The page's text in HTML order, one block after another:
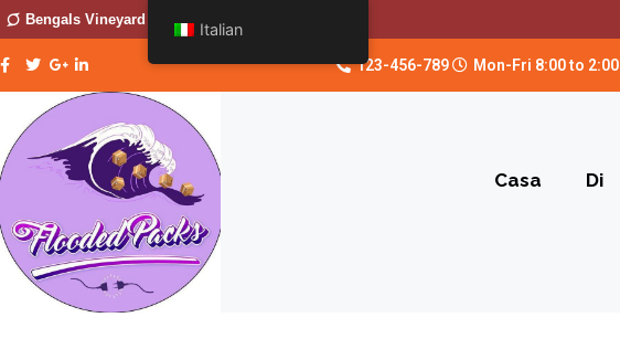
Bengals Vineyard
123-456-789 Mon-Fri 8:00 to 2:00
Casa Di
Italian